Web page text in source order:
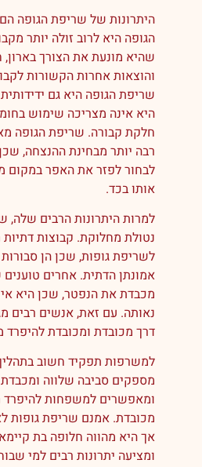
היתרונות של שריפת הגופה
הגופה היא לרוב זולה יותר
שהיא מונעת את הצורך
והוצאות אחרות הקשורות
שריפת הגופה היא גם
היא אינה מצריכה שימוש
חלקת קבורה. שריפת הגופה
רבה יותר מבחינת ההנצחה,
לבחור לפזר את האפר במקום
אותו בכד.
למרות היתרונות הרבים שלה,
נטולת מחלוקת. קבוצות
לשריפת גופות, שכן הן
אמונתן הדתית. אחרים
מכבדת את הנפטר, שכן היא
נאותה. עם זאת, אנשים רבים
דרך מכובדת ומכובדת להיפרד
למשרפות תפקיד חשוב
מספקים סביבה שלווה
ומאפשרים למשפחות להיפרד
מכובדת. אמנם שריפת גופות
אך היא מהווה חלופה בת
ומציעה יתרונות רבים למי